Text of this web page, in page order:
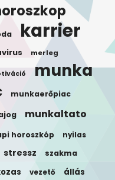
karrier
merleg
munka
munkaerőpiac
munkaltato
horoszkóp nyilas
stressz szakma
vezető állás